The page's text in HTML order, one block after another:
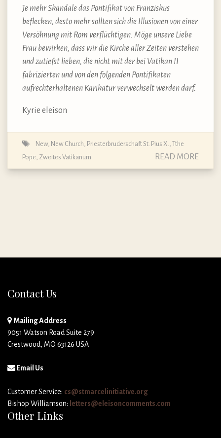
Je mehr Skandale das Pontifikat von Franziskus
beflecken, desto mehr sollten sich die Illusionen von einer
Versöhnung mit Rom verflüchtigen. Möge unsere Liebe
Frau bewirken, dass wir die Kirche aller Zeiten verstehen
und zutiefst lieben, die nicht mit der bei Vatikan II
fabrizierten und von den folgenden Pontifikaten
aufrechterhaltenen Karikatur verwechselt werden darf.
Kyrie eleison
New, New Church Priesterbruderschaft St. Pius X.
Tthe
Pope Zweites Vatikanum READ MORE
Contact Us
Mailing Address
9051 Watson Road Suite 279
Crestwood, MO 63126 USA
Email Us
Customer Service: cs@stmarcelinitiative.org
Bishop Williamson: letters@eleisoncomments.com
Other Links